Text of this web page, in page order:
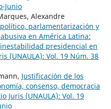
Junio
Alexandre
político, parlamentarización y
en América Latina:
presidencial en
(UNAULA): Vol. 19 Núm. 38
Justificación de los
consenso, democracia
Juris (UNAULA): Vol. 19